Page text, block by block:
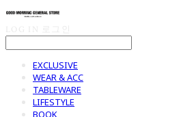
EXCLUSIVE
WEAR & ACC
TABLEWARE
LIFESTYLE
BOOK